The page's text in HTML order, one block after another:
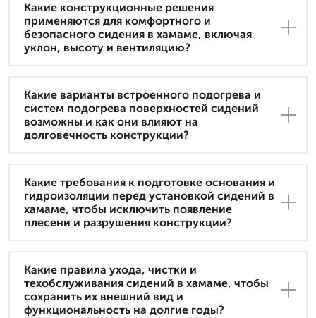
Какие конструкционные решения
применяются для комфортного и
безопасного сидения в хамаме, включая
уклон, высоту и вентиляцию?
Какие варианты встроенного подогрева и
систем подогрева поверхностей сидений
возможны и как они влияют на
долговечность конструкции?
Какие требования к подготовке основания и
гидроизоляции перед установкой сидений в
хамаме, чтобы исключить появление
плесени и разрушения конструкции?
Какие правила ухода, чистки и
техобслуживания сидений в хамаме, чтобы
сохранить их внешний вид и
функциональность на долгие годы?